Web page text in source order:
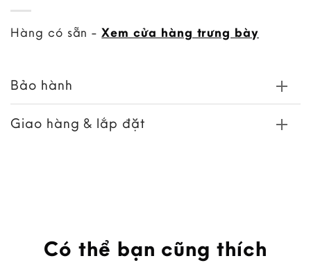
Hàng có sẵn -Xem cửa hàng trưng bày
Bảo hành
Giao hàng & lắp đặt
Có thể bạn cũng thích